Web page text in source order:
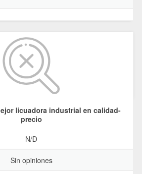
licuadora industrial en calidad-
precio
N/D
Sin opiniones